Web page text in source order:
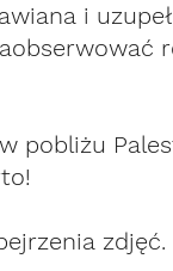
i
pobliżu
zdjęć.